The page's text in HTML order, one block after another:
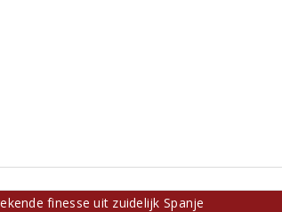
finesse uit zuidelijk Spanje